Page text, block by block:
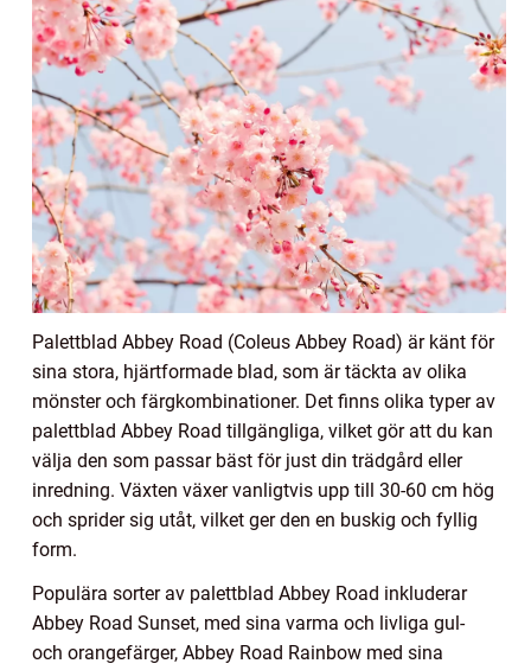
Palettblad Abbey Road (Coleus Abbey Road) är känt för
sina stora, hjärtformade blad, som är täckta av olika
mönster och färgkombinationer. Det finns olika typer av
palettblad Abbey Road tillgängliga, vilket gör att du kan
välja den som passar bäst för just din trädgård eller
inredning. Växten växer vanligtvis upp till 30-60 cm hög
och sprider sig utåt, vilket ger den en buskig och fyllig
form.
Populära sorter av palettblad Abbey Road inkluderar
Abbey Road Sunset, med sina varma och livliga gul-
och orangefärger, Abbey Road Rainbow med sina